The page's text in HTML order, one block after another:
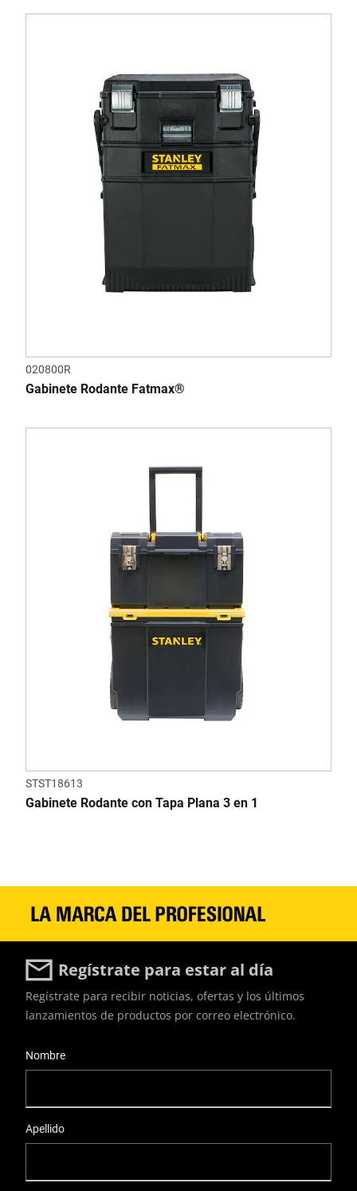
020800R
Gabinete Rodante Fatmax®
STST18613
Gabinete Rodante con Tapa Plana 3 en 1
Regístrate para estar al día
Regístrate para recibir noticias, ofertas y los últimos
lanzamientos de productos por correo electrónico.
Nombre
Apellido